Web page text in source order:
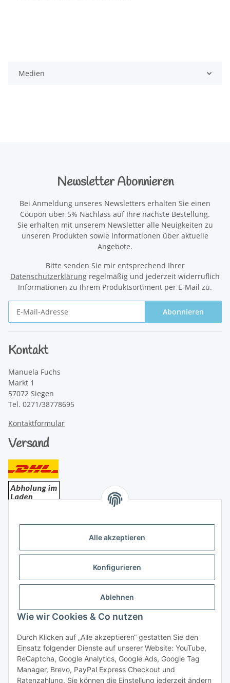
Alle akzeptieren
Konfigurieren
Ablehnen
Wie wir Cookies & Co nutzen
Durch Klicken auf „Alle akzeptieren“ gestatten Sie den
Einsatz folgender Dienste auf unserer Website: YouTube,
ReCaptcha, Google Analytics, Google Ads, Google Tag
Manager, Brevo, PayPal Express Checkout und
Ratenzahlung. Sie können die Einstellung jederzeit ändern
Medien
Newsletter Abonnieren
Bei Anmeldung unseres Newsletters erhalten Sie einen
Coupon über 5% Nachlass auf Ihre nächste Bestellung.
Sie erhalten mit unserem Newsletter alle Neuigkeiten zu
unseren Produkten sowie Informationen über aktuelle
Angebote.
Bitte senden Sie mir entsprechend Ihrer
Datenschutzerklärung regelmäßig und jederzeit widerruflich
Informationen zu Ihrem Produktsortiment per E-Mail zu.
Abonnieren
Kontakt
Manuela Fuchs
Markt 1
57072 Siegen
Tel. 0271/38778695
Kontaktformular
Versand
Rechtliches
Vertrag widerrufen